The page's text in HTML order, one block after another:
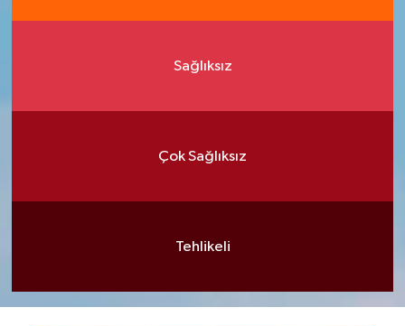
Sağlıksız
Çok Sağlıksız
Tehlikeli